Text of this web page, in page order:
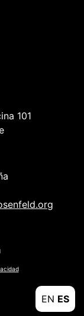
101
EN ES